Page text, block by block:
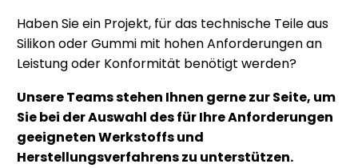
Haben Sie ein Projekt, für das technische Teile aus
Silikon oder Gummi mit hohen Anforderungen an
Leistung oder Konformität benötigt werden?
Unsere Teams stehen Ihnen gerne zur Seite, um
Sie bei der Auswahl des für Ihre Anforderungen
geeigneten Werkstoffs und
Herstellungsverfahrens zu unterstützen.